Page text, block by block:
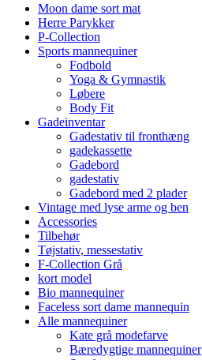
Moon dame sort mat
Herre Parykker
P-Collection
Sports mannequiner
Fodbold
Yoga & Gymnastik
Løbere
Body Fit
Gadeinventar
Gadestativ til fronthæng
gadekassette
Gadebord
gadestativ
Gadebord med 2 plader
Vintage med lyse arme og ben
Accessories
Tilbehør
Tøjstativ, messestativ
F-Collection Grå
kort model
Bio mannequiner
Faceless sort dame mannequin
Alle mannequiner
Kate grå modefarve
Bæredygtige mannequiner